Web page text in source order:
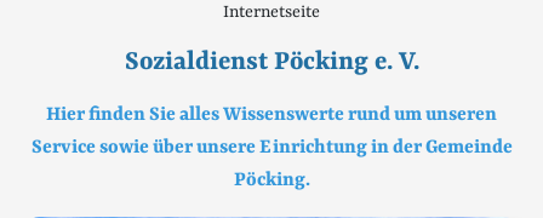
Internetseite
Sozialdienst Pöcking e. V.
Hier finden Sie alles Wissenswerte rund um unseren
Service sowie über unsere Einrichtung in der Gemeinde
Pöcking.